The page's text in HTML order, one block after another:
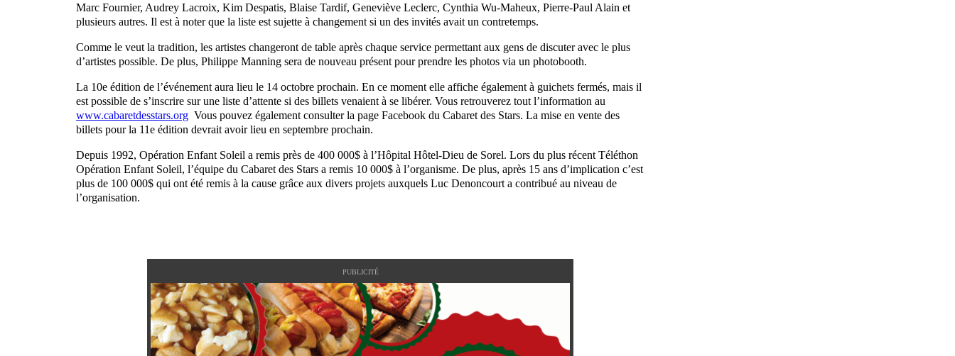
Marc Fournier, Audrey Lacroix, Kim Despatis, Blaise Tardif, Geneviève Leclerc, Cynthia Wu-Maheux, Pierre-Paul Alain et
plusieurs autres. Il est à noter que la liste est sujette à changement si un des invités avait un contretemps.
Comme le veut la tradition, les artistes changeront de table après chaque service permettant aux gens de discuter avec le plus
d’artistes possible. De plus, Philippe Manning sera de nouveau présent pour prendre les photos via un photobooth.
La 10e édition de l’événement aura lieu le 14 octobre prochain. En ce moment elle affiche également à guichets fermés, mais il
est possible de s’inscrire sur une liste d’attente si des billets venaient à se libérer. Vous retrouverez tout l’information au
www.cabaretdesstars.org Vous pouvez également consulter la page Facebook du Cabaret des Stars. La mise en vente des
billets pour la 11e édition devrait avoir lieu en septembre prochain.
Depuis 1992, Opération Enfant Soleil a remis près de 400 000$ à l’Hôpital Hôtel-Dieu de Sorel. Lors du plus récent Téléthon
Opération Enfant Soleil, l’équipe du Cabaret des Stars a remis 10 000$ à l’organisme. De plus, après 15 ans d’implication c’est
plus de 100 000$ qui ont été remis à la cause grâce aux divers projets auxquels Luc Denoncourt a contribué au niveau de
l’organisation.
PUBLICITÉ